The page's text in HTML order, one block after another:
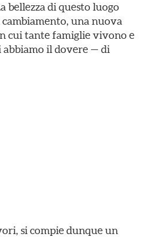
bellezza di questo luogo
una nuova
cui tante famiglie vivono e
il dovere — di
si compie dunque un